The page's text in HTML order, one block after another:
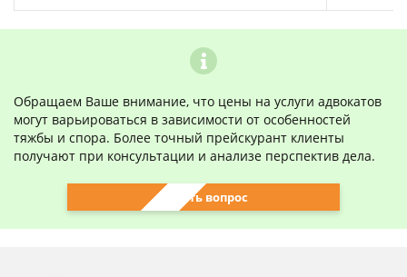
Обращаем Ваше внимание, что цены на услуги адвокатов
могут варьироваться в зависимости от особенностей
тяжбы и спора. Более точный прейскурант клиенты
получают при консультации и анализе перспектив дела.
Задать вопрос